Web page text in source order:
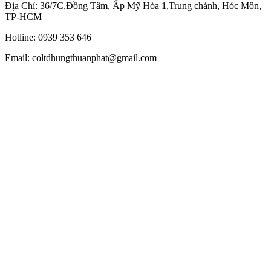
Địa Chỉ: 36/7C,Đồng Tâm, Ấp Mỹ Hòa 1,Trung chánh, Hóc Môn,
TP-HCM
Hotline: 0939 353 646
Email: coltdhungthuanphat@gmail.com